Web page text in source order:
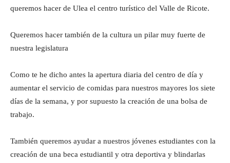
queremos hacer de Ulea el centro turístico del Valle de Ricote.
Queremos hacer también de la cultura un pilar muy fuerte de
nuestra legislatura
Como te he dicho antes la apertura diaria del centro de día y
aumentar el servicio de comidas para nuestros mayores los siete
días de la semana, y por supuesto la creación de una bolsa de
trabajo.
También queremos ayudar a nuestros jóvenes estudiantes con la
creación de una beca estudiantil y otra deportiva y blindarlas